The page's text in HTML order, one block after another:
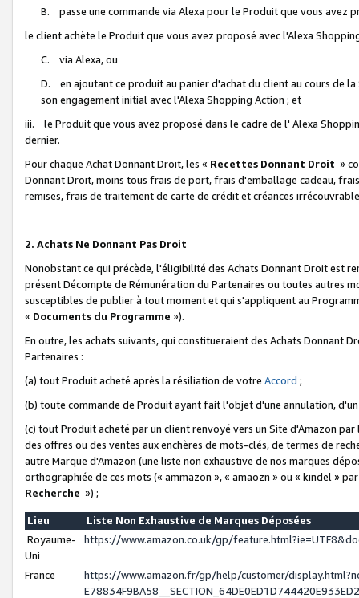
B. passe une commande via Alexa pour le Produit que vous avez
le client achète le Produit que vous avez proposé avec l'Alexa
C. via Alexa, ou
D. en ajoutant ce produit au panier d'achat du client au cours de
son engagement initial avec l'Alexa Shopping Action ; et
iii. le Produit que vous avez proposé dans le cadre de l' Alexa
dernier.
Pour chaque Achat Donnant Droit, les « Recettes Donnant Droit »
Donnant Droit, moins tous frais de port, frais d'emballage cadeau,
remises, frais de traitement de carte de crédit et créances
2. Achats Ne Donnant Pas Droit
Nonobstant ce qui précède, l'éligibilité des Achats Donnant Droit est
présent Décompte de Rémunération du Partenaires ou toutes autres
susceptibles de publier à tout moment et qui s'appliquent au
« Documents du Programme »).
En outre, les achats suivants, qui constitueraient des Achats Donnant
Partenaires :
(a) tout Produit acheté après la résiliation de votre Accord ;
(b) toute commande de Produit ayant fait l'objet d'une annulation,
(c) tout Produit acheté par un client renvoyé vers un Site d'Amazon
des offres ou des ventes aux enchères de mots-clés, de termes de
autre Marque d'Amazon (une liste non exhaustive de nos marques
orthographiée de ces mots (« ammazon », « amaozn » ou « kindel »
Recherche ») ;
Lieu
Liste Non Exhaustive de Marques Déposées
Royaume-
Uni
https://www.amazon.co.uk/gp/
France
https://www.amazon.fr/gp/help/customer/